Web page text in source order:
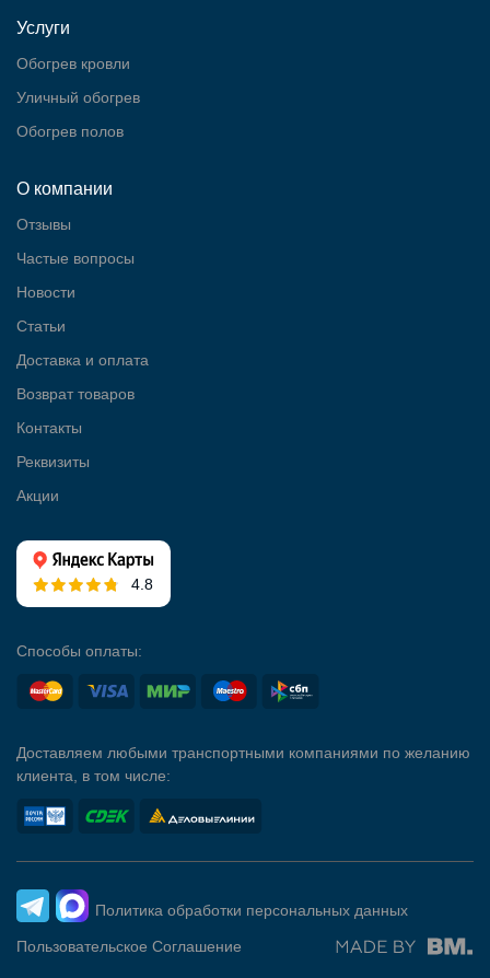
Услуги
Обогрев кровли
Уличный обогрев
Обогрев полов
О компании
Отзывы
Частые вопросы
Новости
Статьи
Доставка и оплата
Возврат товаров
Контакты
Реквизиты
Акции
4.8
Способы оплаты:
Доставляем любыми транспортными компаниями по желанию
клиента, в том числе:
Политика обработки персональных данных
Пользовательское Соглашение